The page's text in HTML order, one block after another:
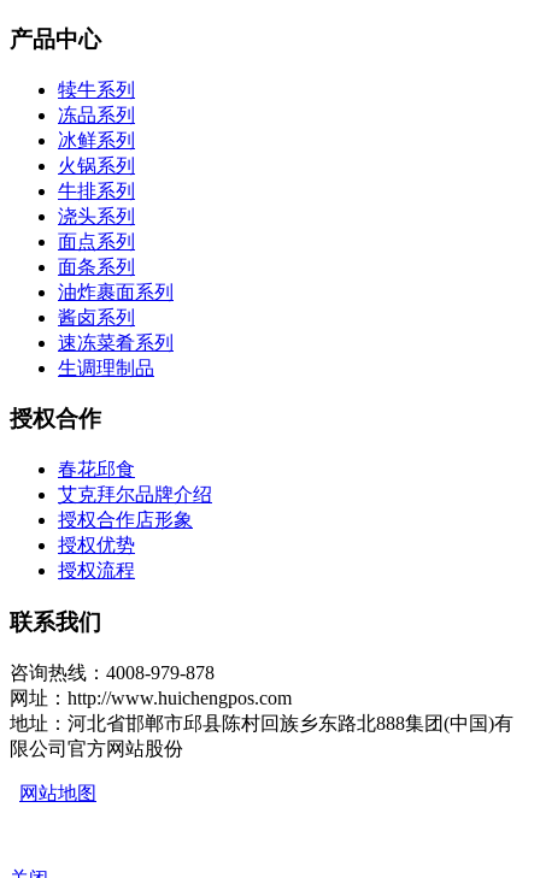
产品中心
犊牛系列
冻品系列
冰鲜系列
火锅系列
牛排系列
浇头系列
面点系列
面条系列
油炸裹面系列
酱卤系列
速冻菜肴系列
生调理制品
授权合作
春花邱食
艾克拜尔品牌介绍
授权合作店形象
授权优势
授权流程
联系我们
咨询热线：4008-979-878
网址：http://www.huichengpos.com
地址：河北省邯郸市邱县陈村回族乡东路北888集团(中国)有
限公司官方网站股份
网站地图